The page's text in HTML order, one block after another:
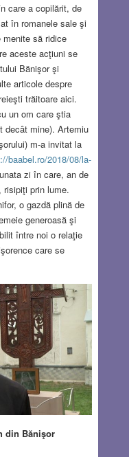
care a copilărit, de
în romanele sale şi
să ridice
aceste acţiuni se
Bănişor şi
articole despre
trăitoare aici.
un om care ştia
decât mine). Artemiu
m-a invitat la
baabel.ro/2018/08/la-
zi în care, an de
prin lume.
o gazdă plină de
generoasă şi
între noi o relaţie
care se
din Bănişor